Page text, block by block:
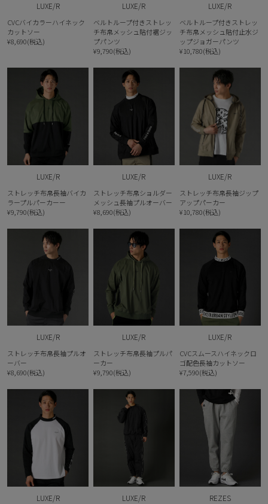
LUXE/R
CVCバイカラーハイネック
カットソー
¥8,690(税込)
LUXE/R
ベルトループ付きストレッ
チ布帛メッシュ貼付裾ジッ
プパンツ
¥9,790(税込)
LUXE/R
ベルトループ付きストレッ
チ布帛メッシュ貼付止水ジ
ップジョガーパンツ
¥10,780(税込)
LUXE/R
ストレッチ布帛長袖バイカ
ラープルパーカーー
¥9,790(税込)
LUXE/R
ストレッチ布帛ショルダー
メッシュ長袖プルオーバー
¥8,690(税込)
LUXE/R
ストレッチ布帛長袖ジップ
アップパーカー
¥10,780(税込)
LUXE/R
ストレッチ布帛長袖プルオ
ーバー
¥8,690(税込)
LUXE/R
ストレッチ布帛長袖プルパ
ーカー
¥9,790(税込)
LUXE/R
CVCスムースハイネックロ
ゴ配色長袖カットソー
¥7,590(税込)
LUXE/R LUXE/R REZES